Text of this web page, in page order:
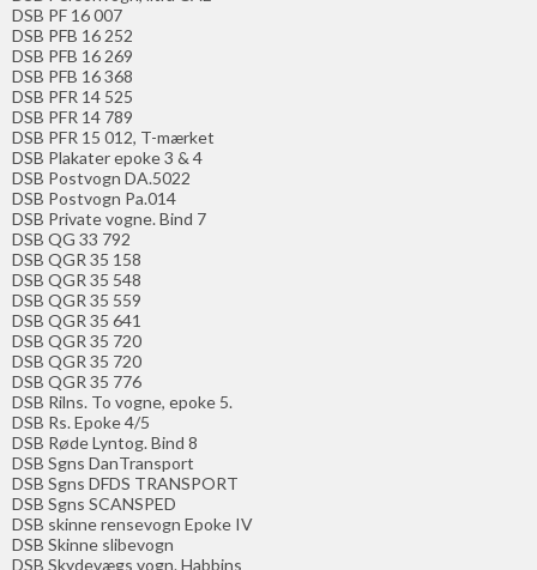
DSB PF 16 007
DSB PFB 16 252
DSB PFB 16 269
DSB PFB 16 368
DSB PFR 14 525
DSB PFR 14 789
DSB PFR 15 012, T-mærket
DSB Plakater epoke 3 & 4
DSB Postvogn DA.5022
DSB Postvogn Pa.014
DSB Private vogne. Bind 7
DSB QG 33 792
DSB QGR 35 158
DSB QGR 35 548
DSB QGR 35 559
DSB QGR 35 641
DSB QGR 35 720
DSB QGR 35 720
DSB QGR 35 776
DSB Rilns. To vogne, epoke 5.
DSB Rs. Epoke 4/5
DSB Røde Lyntog. Bind 8
DSB Sgns DanTransport
DSB Sgns DFDS TRANSPORT
DSB Sgns SCANSPED
DSB skinne rensevogn Epoke IV
DSB Skinne slibevogn
DSB Skydevægs vogn. Habbins